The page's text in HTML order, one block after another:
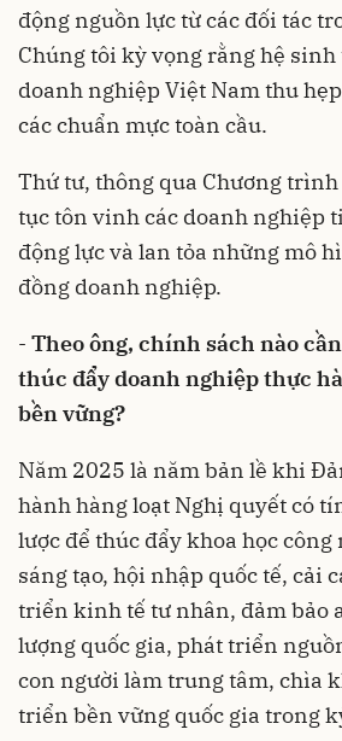
động nguồn lực từ các đối tác
Chúng tôi kỳ vọng rằng hệ
doanh nghiệp Việt Nam thu
các chuẩn mực toàn cầu.
Thứ tư, thông qua Chương trình
tục tôn vinh các doanh nghiệp
động lực và lan tỏa những mô
đồng doanh nghiệp.
- Theo ông, chính sách nào
thúc đẩy doanh nghiệp thực
bền vững?
Năm 2025 là năm bản lề khi
hành hàng loạt Nghị quyết có
lược để thúc đẩy khoa học
sáng tạo, hội nhập quốc tế, cải
triển kinh tế tư nhân, đảm bảo
lượng quốc gia, phát triển
con người làm trung tâm, chìa
triển bền vững quốc gia trong